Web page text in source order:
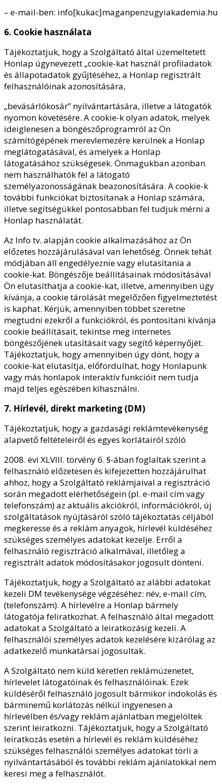
– e-mail-ben: info[kukac]maganpenzugyiakademia.hu
6. Cookie használata
Tájékoztatjuk, hogy a Szolgáltató által üzemeltetett
Honlap úgynevezett „cookie-kat használ profiladatok
és állapotadatok gyűjtéséhez, a Honlap regisztrált
felhasználóinak azonosítására,
„bevásárlókosár” nyilvántartására, illetve a látogatók
nyomon követésére. A cookie-k olyan adatok, melyek
ideiglenesen a böngészőprogramról az Ön
számítógépének merevlemezére kerülnek a Honlap
meglátogatásával, és amelyek a Honlap
látogatásához szükségesek. Önmagukban azonban
nem használhatók fel a látogató
személyazonosságának beazonosítására. A cookie-k
további funkciókat biztosítanak a Honlap számára,
illetve segítségükkel pontosabban fel tudjuk mérni a
Honlap használatát.
Az Info tv. alapján cookie alkalmazásához az Ön
előzetes hozzájárulásával van lehetőség. Önnek tehát
módjában áll engedélyeznie vagy elutasítania a
cookie-kat. Böngészője beállításainak módosításával
Ön elutasíthatja a cookie-kat, illetve, amennyiben úgy
kívánja, a cookie tárolását megelőzően figyelmeztetést
is kaphat. Kérjük, amennyiben többet szeretne
megtudni ezekről a funkciókról, és pontosítani kívánja
cookie beállításait, tekintse meg internetes
böngészőjének utasításait vagy segítő képernyőjét.
Tájékoztatjuk, hogy amennyiben úgy dönt, hogy a
cookie-kat elutasítja, előfordulhat, hogy Honlapunk
vagy más honlapok interaktív funkcióit nem tudja
majd teljes egészében kihasználni.
7. Hírlevél, direkt marketing (DM)
Tájékoztatjuk, hogy a gazdasági reklámtevékenység
alapvető feltételeiről és egyes korlátairól szóló
2008. évi XLVIII. törvény 6. §-ában foglaltak szerint a
felhasználó előzetesen és kifejezetten hozzájárulhat
ahhoz, hogy a Szolgáltató reklámjaival a regisztráció
során megadott elérhetőségein (pl. e-mail cím vagy
telefonszám) az aktuális akciókról, információkról, új
szolgáltatások nyújtásáról szóló tájékoztatás céljából
megkeresse és a reklám anyagok, hírlevél küldéséhez
szükséges személyes adatokat kezelje. Erről a
felhasználó regisztráció alkalmával, illetőleg a
regisztrált adatok módosításakor jogosult dönteni.
Tájékoztatjuk, hogy a Szolgáltató az alábbi adatokat
kezeli DM tevékenysége végzéséhez: név, e-mail cím,
(telefonszám). A hírlevélre a Honlap bármely
látogatója feliratkozhat. A felhasználó által megadott
adatokat a Szolgáltató a leiratkozásig kezeli. A
felhasználói személyes adatok kezelésére kizárólag az
adatkezelő munkatársai jogosultak.
A Szolgáltató nem küld kéretlen reklámüzenetet,
hírlevelet látogatóinak és felhasználóinak. Ezek
küldéséről felhasználó jogosult bármikor indokolás és
bárminemű korlátozás nélkül ingyenesen a
hírlevélben és/vagy reklám ajánlatban megjelöltek
szerint leiratkozni. Tájékoztatjuk, hogy a Szolgáltató
leiratkozás esetén a hírlevél és reklám küldéséhez
szükséges felhasználói személyes adatokat törli a
nyilvántartásából és további reklám ajánlatokkal nem
keresi meg a felhasználót.